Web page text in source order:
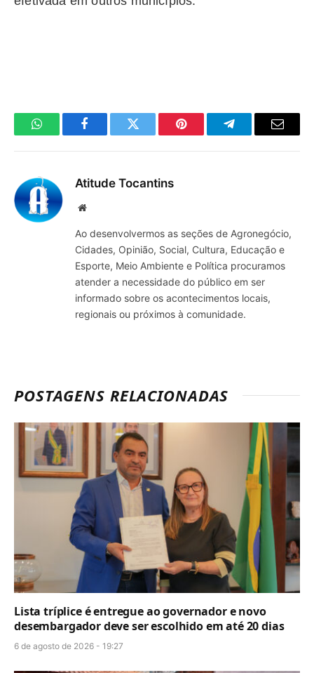
WhatsAppFacebookTwitter Pinterest TelegramaE-
Atitude Tocantins
Site
Ao desenvolvermos as seções de Agronegócio,
Cidades, Opinião, Social, Cultura, Educação e
Esporte, Meio Ambiente e Política procuramos
atender a necessidade do público em ser
informado sobre os acontecimentos locais,
regionais ou próximos à comunidade.
POSTAGENS RELACIONADAS
Lista tríplice é entregue ao governador e novo
desembargador deve ser escolhido em até 20 dias
6 de agosto de 2026 - 19:27